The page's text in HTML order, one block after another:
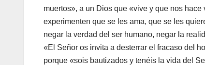
muertos», a un Dios que «vive y que nos
experimenten que se les ama, que se les
negar la verdad del ser humano, negar la
«El Señor os invita a desterrar el fracaso del
porque «sois bautizados y tenéis la vida del